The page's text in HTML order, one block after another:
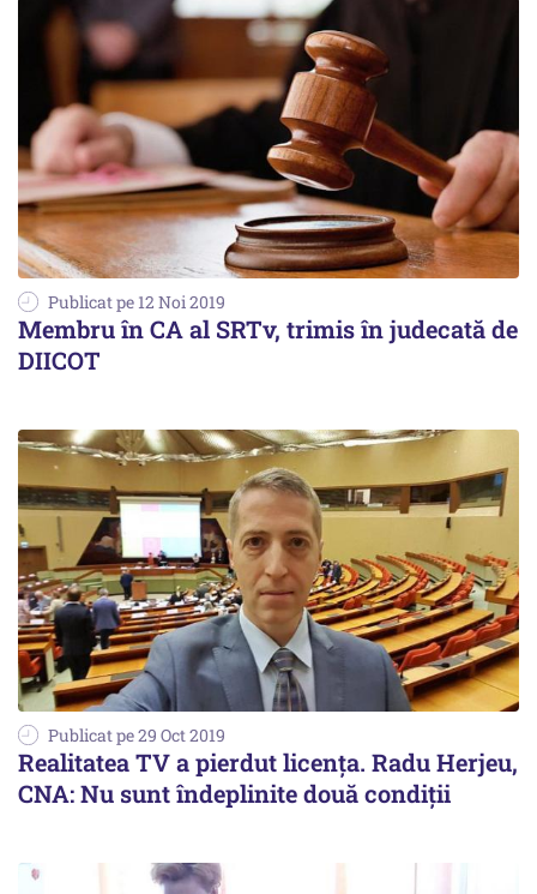
Publicat pe 12 Noi 2019
Membru în CA al SRTv, trimis în judecată de
DIICOT
Publicat pe 29 Oct 2019
Realitatea TV a pierdut licența. Radu Herjeu,
CNA: Nu sunt îndeplinite două condiții